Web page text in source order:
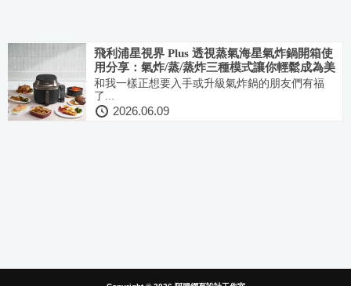
飛利浦星視界 Plus 透視蒸氣海星氣炸鍋開箱使
用分享：氣炸/蒸/蒸炸三種模式讓你輕鬆成為美
味佳餚料理大師！速度快又好清潔
和我一樣正想要入手或升級氣炸鍋的朋友們有福
了...
2026.06.09